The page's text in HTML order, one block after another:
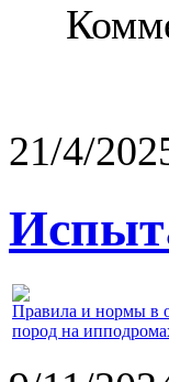
21/4/
Правила и нормы в
пород на